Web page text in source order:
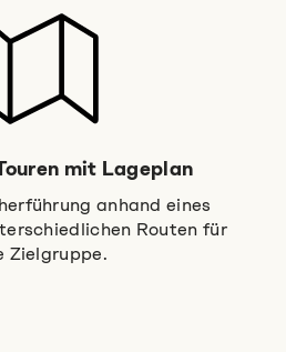
mit Lageplan
anhand eines
Routen für
Zielgruppe.